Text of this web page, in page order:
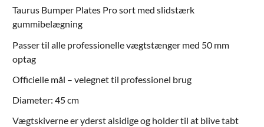
Taurus Bumper Plates Pro sort med slidstærk
gummibelægning
Passer til alle professionelle vægtstænger med 50 mm
optag
Officielle mål – velegnet til professionel brug
Diameter: 45 cm
Vægtskiverne er yderst alsidige og holder til at blive tabt